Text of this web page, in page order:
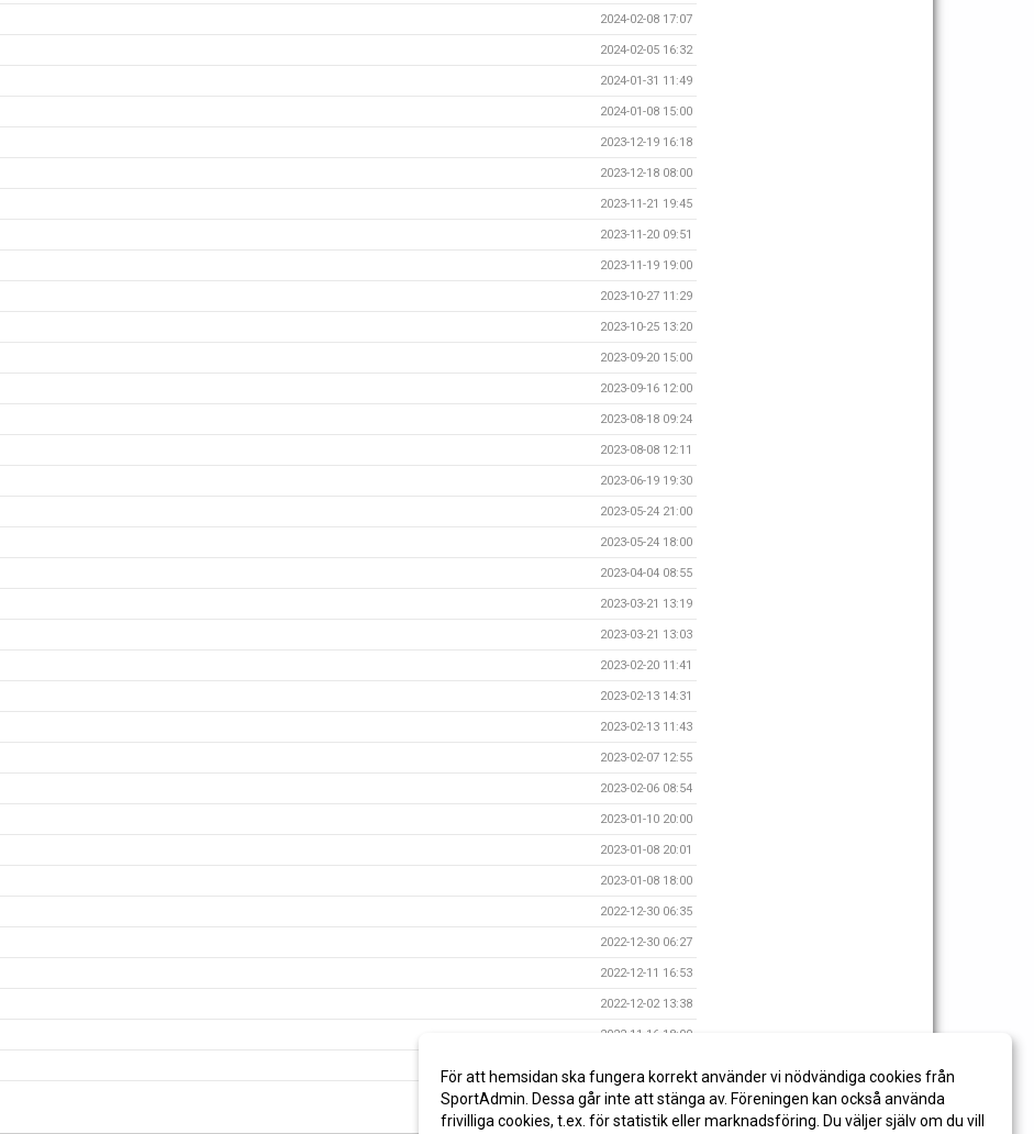
2024-02-08 17:07
2024-02-05 16:32
2024-01-31 11:49
2024-01-08 15:00
2023-12-19 16:18
2023-12-18 08:00
2023-11-21 19:45
2023-11-20 09:51
2023-11-19 19:00
2023-10-27 11:29
2023-10-25 13:20
2023-09-20 15:00
2023-09-16 12:00
2023-08-18 09:24
2023-08-08 12:11
2023-06-19 19:30
2023-05-24 21:00
2023-05-24 18:00
2023-04-04 08:55
2023-03-21 13:19
2023-03-21 13:03
2023-02-20 11:41
2023-02-13 14:31
2023-02-13 11:43
2023-02-07 12:55
2023-02-06 08:54
2023-01-10 20:00
2023-01-08 20:01
2023-01-08 18:00
2022-12-30 06:35
2022-12-30 06:27
2022-12-11 16:53
2022-12-02 13:38
2022-11-16 18:00
2022-11-10 10:26
För att hemsidan ska fungera korrekt använder vi nödvändiga cookies från
SportAdmin. Dessa går inte att stänga av. Föreningen kan också använda
frivilliga cookies, t.ex. för statistik eller marknadsföring. Du väljer själv om du vill